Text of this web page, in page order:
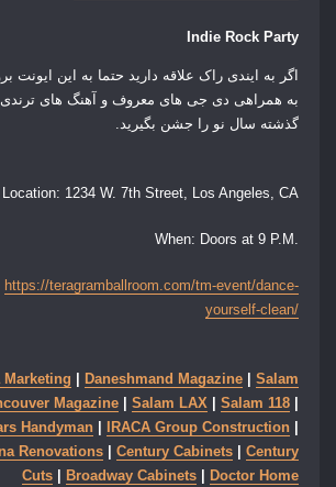
Indie Rock Party
اگر به ایندی راک علاقه دارید حتما به این ایونت
به همراهی دی جی های معروف و آهنگ های
گذشته سال نو را جشن بگیرید.
Location: 1234 W. 7th Street, Los Angeles, CA
When: Doors at 9 P.M.
https://teragramballroom.com/tm-event/dance-
yourself-clean/
Marketing Daneshmand Magazine |Salam
Magazine |Salam LAX |Salam 118
Handyman
IRACA Group Construction
Renovations |Century Cabinets |Century
Cuts
Broadway Cabinets
Doctor Home